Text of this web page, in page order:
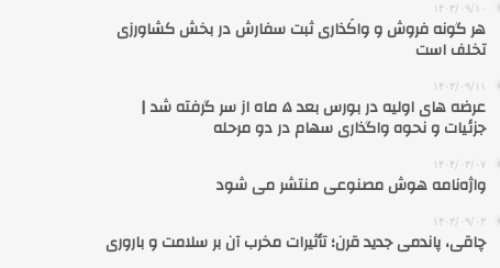
۱۴۰۳/۰۹/۱۰
هر گونه فروش و واکَذاری ثبت سفارش در بخش کشاورزی
تخلف است
۱۴۰۳/۰۹/۱۱
عرضه های اولیه در بورس بعد ۵ ماه از سر گرفته شد |
جزئیات و نحوه واگذاری سهام در دو مرحله
۱۴۰۴/۰۳/۰۷
واژه‌نامه هوش مصنوعی منتشر می شود
۱۴۰۳/۰۹/۰۳
چاقی، پاندمی جدید قرن؛ تأثیرات مخرب آن بر سلامت و باروری